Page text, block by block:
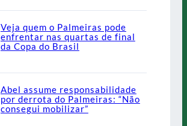
Veja quem o Palmeiras pode
enfrentar nas quartas de final
da Copa do Brasil
Abel assume responsabilidade
por derrota do Palmeiras: “Não
consegui mobilizar”